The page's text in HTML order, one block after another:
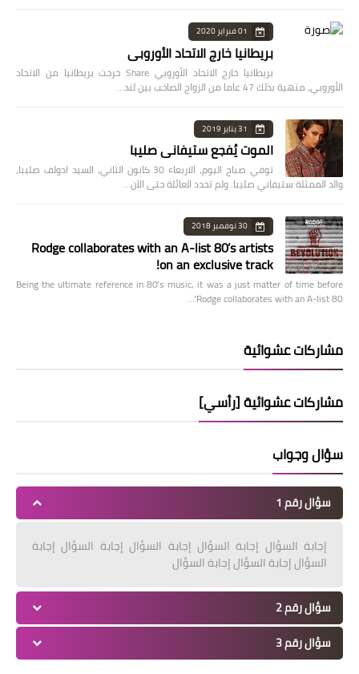
01 فبراير 2020
بريطانيا خارج الاتحاد الأوروبي
بريطانيا خارج الاتحاد الأوروبي Share خرجت بريطانيا من الاتحاد
الأوروبي، منهية بذلك 47 عاما من الزواج الصاخب بين لند…
31 يناير 2019
الموت يُفجع ستيفاني صليبا
توفي صباح اليوم، الاربعاء 30 كانون الثاني، السيد ادولف صليبا،
والد الممثلة ستيفاني صليبا. ولم تحدد العائلة حتى الآن…
30 نوفمبر 2018
Rodge collaborates with an A-list 80’s artists
on an exclusive track!
Being the ultimate reference in 80’s music, it was a just matter of time before
Rodge collaborates with an A-list 80’…
مشاركات عشوائية
مشاركات عشوائية [رأسي]
سؤال وجواب
سؤال رقم 1
إجابة السؤال إجابة السؤال إجابة السؤال إجابة السؤال إجابة
السؤال إجابة السؤال إجابة السؤال
سؤال رقم 2
سؤال رقم 3